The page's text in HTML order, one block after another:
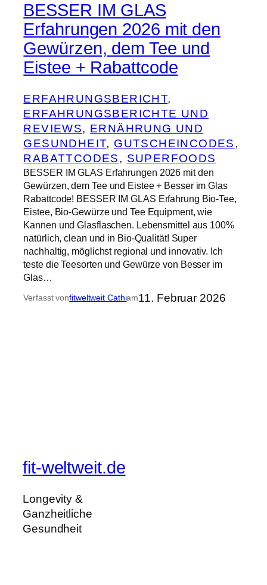
BESSER IM GLAS
Erfahrungen 2026 mit den
Gewürzen, dem Tee und
Eistee + Rabattcode
ERFAHRUNGSBERICHT
ERFAHRUNGSBERICHTE UND
REVIEWS, ERNÄHRUNG UND
GESUNDHEIT, GUTSCHEINCODES
RABATTCODES, SUPERFOODS
BESSER IM GLAS Erfahrungen 2026 mit den
Gewürzen, dem Tee und Eistee + Besser im Glas
Rabattcode! BESSER IM GLAS Erfahrung Bio-Tee,
Eistee, Bio-Gewürze und Tee Equipment, wie
Kannen und Glasflaschen. Lebensmittel aus 100%
natürlich, clean und in Bio-Qualität! Super
nachhaltig, möglichst regional und innovativ. Ich
teste die Teesorten und Gewürze von Besser im
Glas…
Verfasst vonfitweltweit Cathiam11. Februar 2026
fit-weltweit.de
Longevity &
Ganzheitliche
Gesundheit